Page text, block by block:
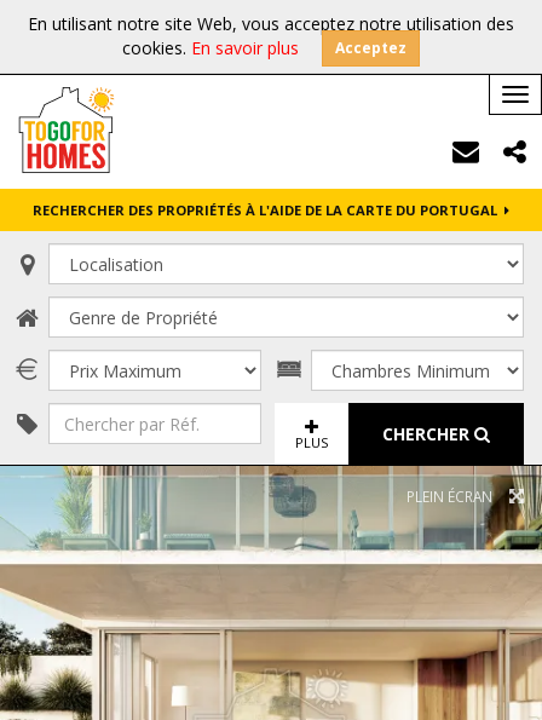
En utilisant notre site Web, vous acceptez notre utilisation des
cookies. En savoir plus Acceptez
RECHERCHER DES PROPRIÉTÉS À L'AIDE DE LA CARTE DU PORTUGAL
PLUS CHERCHER
PLEIN ÉCRAN